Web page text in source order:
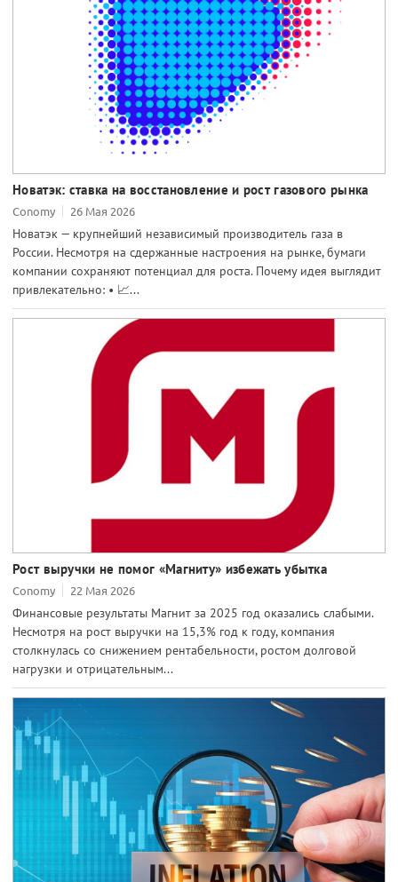
Новатэк: ставка на восстановление и рост газового рынка
Conomy 26 Мая 2026
Новатэк — крупнейший независимый производитель газа в
России. Несмотря на сдержанные настроения на рынке, бумаги
компании сохраняют потенциал для роста. Почему идея выглядит
привлекательно: • 📈...
Рост выручки не помог «Магниту» избежать убытка
Conomy 22 Мая 2026
Финансовые результаты Магнит за 2025 год оказались слабыми.
Несмотря на рост выручки на 15,3% год к году, компания
столкнулась со снижением рентабельности, ростом долговой
нагрузки и отрицательным...